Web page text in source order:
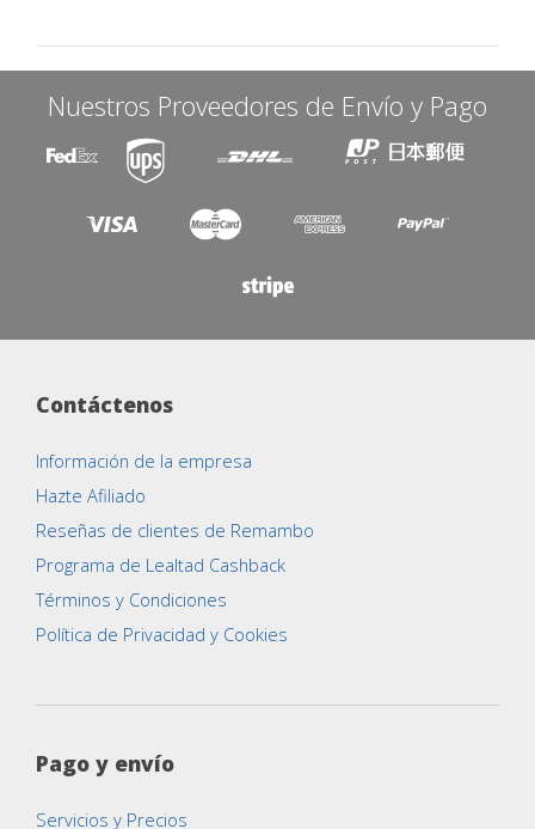
Nuestros Proveedores de Envío y Pago
Contáctenos
Información de la empresa
Hazte Afiliado
Reseñas de clientes de Remambo
Programa de Lealtad Cashback
Términos y Condiciones
Política de Privacidad y Cookies
Pago y envío
Servicios y Precios